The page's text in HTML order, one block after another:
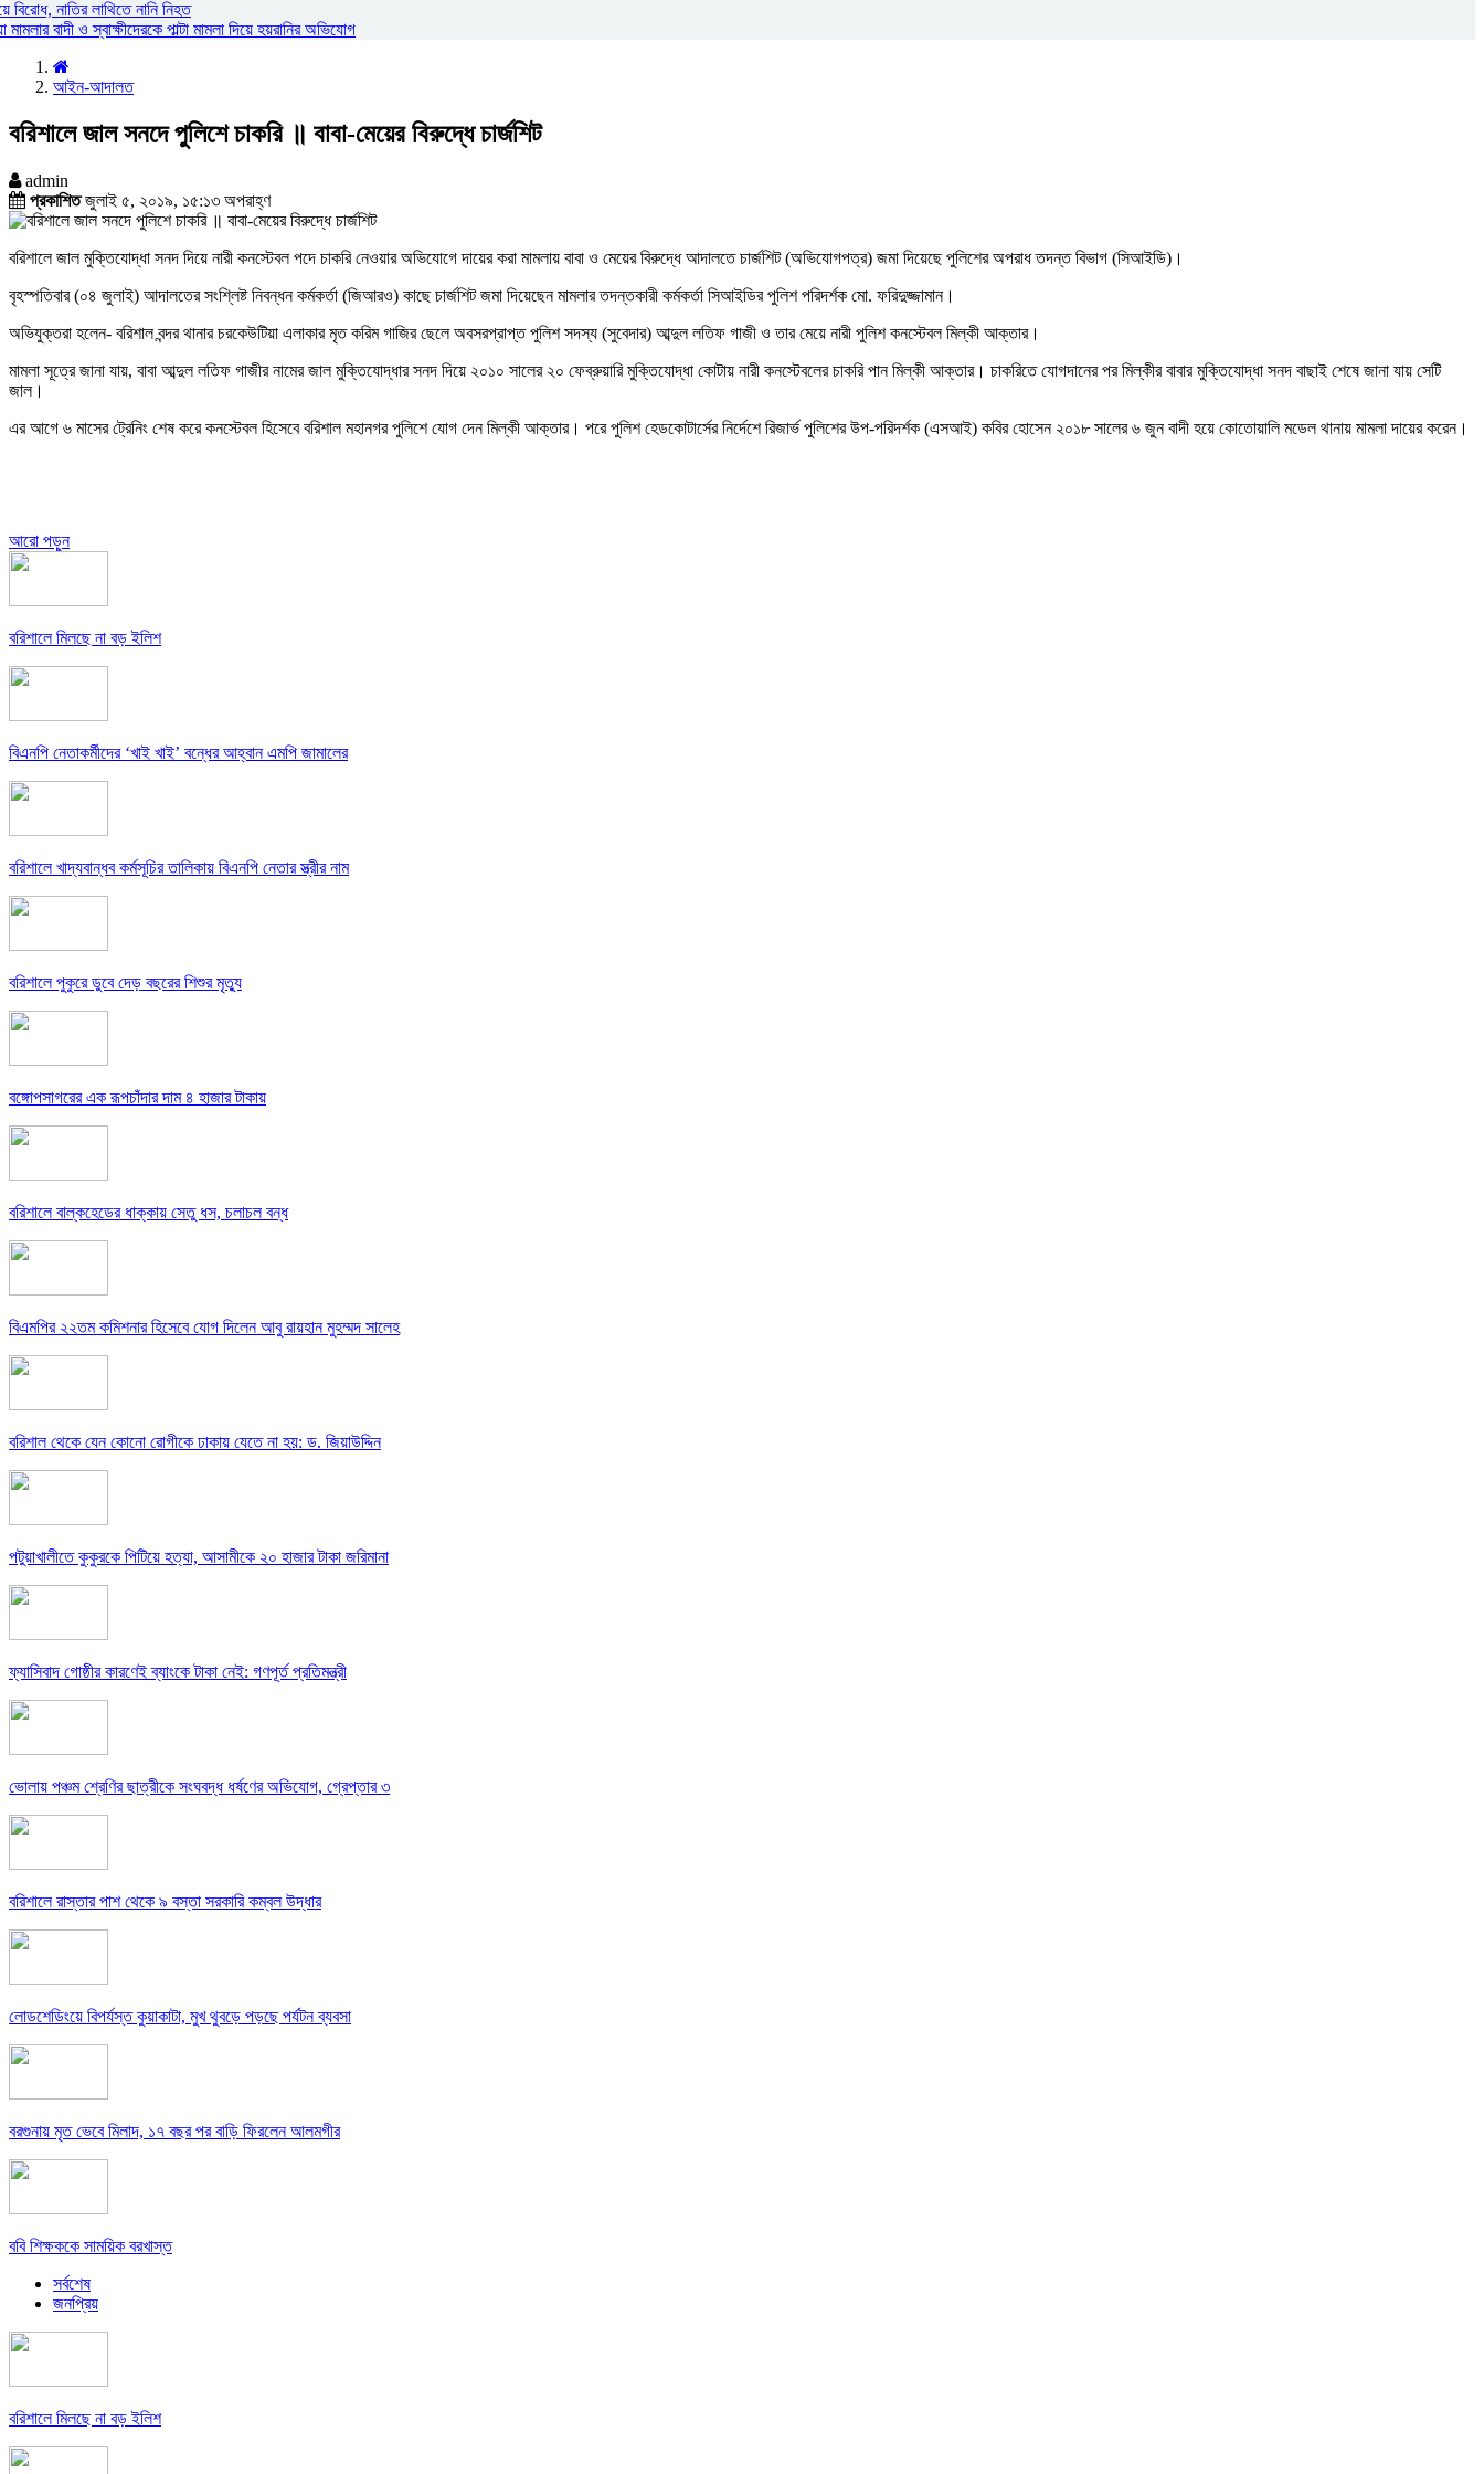
বিরোধ, নাতির লাথিতে নানি নিহত
বাদী ও স্বাক্ষীদেরকে পাল্টা মামলা দিয়ে হয়রানির অভিযোগ
আইন-আদালত
বরিশালে জাল সনদে পুলিশে চাকরি ॥ বাবা-মেয়ের বিরুদ্ধে চার্জশিট
admin
প্রকাশিতজুলাই ৫, ২০১৯, ১৫:১৩ অপরাহ্ণ
বরিশালে জাল মুক্তিযোদ্ধা সনদ দিয়ে নারী কনস্টেবল পদে চাকরি নেওয়ার অভিযোগে দায়ের করা মামলায় বাবা ও মেয়ের বিরুদ্ধে আদালতে চার্জশিট (অভিযোগপত্র) জমা দিয়েছে পুলিশের অপরাধ তদন্ত বিভাগ (সিআইডি)।
বৃহস্পতিবার (০৪ জুলাই) আদালতের সংশ্লিষ্ট নিবন্ধন কর্মকর্তা (জিআরও) কাছে চার্জশিট জমা দিয়েছেন মামলার তদন্তকারী কর্মকর্তা সিআইডির পুলিশ পরিদর্শক মো. ফরিদুজ্জামান।
অভিযুক্তরা হলেন- বরিশাল বন্দর থানার চরকেউটিয়া এলাকার মৃত করিম গাজির ছেলে অবসরপ্রাপ্ত পুলিশ সদস্য (সুবেদার) আব্দুল লতিফ গাজী ও তার মেয়ে নারী পুলিশ কনস্টেবল মিল্কী আক্তার।
মামলা সূত্রে জানা যায়, বাবা আব্দুল লতিফ গাজীর নামের জাল মুক্তিযোদ্ধার সনদ দিয়ে ২০১০ সালের ২০ ফেব্রুয়ারি মুক্তিযোদ্ধা কোটায় নারী কনস্টেবলের চাকরি পান মিল্কী আক্তার। চাকরিতে যোগদানের পর মিল্কীর বাবার মুক্তিযোদ্ধা সনদ বাছাই শেষে জানা যায় সেটি
জাল।
এর আগে ৬ মাসের ট্রেনিং শেষ করে কনস্টেবল হিসেবে বরিশাল মহানগর পুলিশে যোগ দেন মিল্কী আক্তার। পরে পুলিশ হেডকোটার্সের নির্দেশে রিজার্ভ পুলিশের উপ-পরিদর্শক (এসআই) কবির হোসেন ২০১৮ সালের ৬ জুন বাদী হয়ে কোতোয়ালি মডেল থানায় মামলা দায়ের করেন।
আরো পড়ুন
বরিশালে মিলছে না বড় ইলিশ
বিএনপি নেতাকর্মীদের ‘খাই খাই’ বন্ধের আহ্বান এমপি জামালের
বরিশালে খাদ্যবান্ধব কর্মসূচির তালিকায় বিএনপি নেতার স্ত্রীর নাম
বরিশালে পুকুরে ডুবে দেড় বছরের শিশুর মৃত্যু
বঙ্গোপসাগরের এক রূপচাঁদার দাম ৪ হাজার টাকায়
বরিশালে বাল্কহেডের ধাক্কায় সেতু ধস, চলাচল বন্ধ
বিএমপির ২২তম কমিশনার হিসেবে যোগ দিলেন আবু রায়হান মুহম্মদ সালেহ
বরিশাল থেকে যেন কোনো রোগীকে ঢাকায় যেতে না হয়: ড. জিয়াউদ্দিন
পটুয়াখালীতে কুকুরকে পিটিয়ে হত্যা, আসামীকে ২০ হাজার টাকা জরিমানা
ফ্যাসিবাদ গোষ্ঠীর কারণেই ব্যাংকে টাকা নেই: গণপূর্ত প্রতিমন্ত্রী
ভোলায় পঞ্চম শ্রেণির ছাত্রীকে সংঘবদ্ধ ধর্ষণের অভিযোগ, গ্রেপ্তার ৩
বরিশালে রাস্তার পাশ থেকে ৯ বস্তা সরকারি কম্বল উদ্ধার
লোডশেডিংয়ে বিপর্যস্ত কুয়াকাটা, মুখ থুবড়ে পড়ছে পর্যটন ব্যবসা
বরগুনায় মৃত ভেবে মিলাদ, ১৭ বছর পর বাড়ি ফিরলেন আলমগীর
ববি শিক্ষককে সাময়িক বরখাস্ত
সর্বশেষ
জনপ্রিয়
বরিশালে মিলছে না বড় ইলিশ